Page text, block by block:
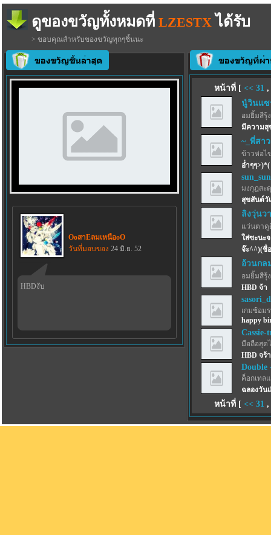
ดูของขวัญทั้งหมดที่ LZESTX ได้รับ
> ขอบคุณสำหรับของขวัญทุกๆชิ้นนะ
OoสาEลมเหนือoO
วันที่มอบของ 24 มิ.ย. 52
HBDงับ
หน้าที่ [ << 31 ,
นู๋วินแซ
อมยิ้มสีรุ้ง
มีความสุ
~_พี่สา
ข้าวห่อไ
อ่ำๆๆ>)*(
sun_sun
มงกุฎสะ
สุขสันต์วั
ลิงวุ่นว
แว่นตาดู
ใส่ซะนะ
จ๊ะ^^)(ชื่
อ้วนกล
อมยิ้มสีรุ้ง
HBD จ้า
เกมซ้อม
happy
Cassie-
มือถือสุด
HBD จร้
Double
ค็อกเทล
ฉลองวัน
หน้าที่ [ << 31 ,